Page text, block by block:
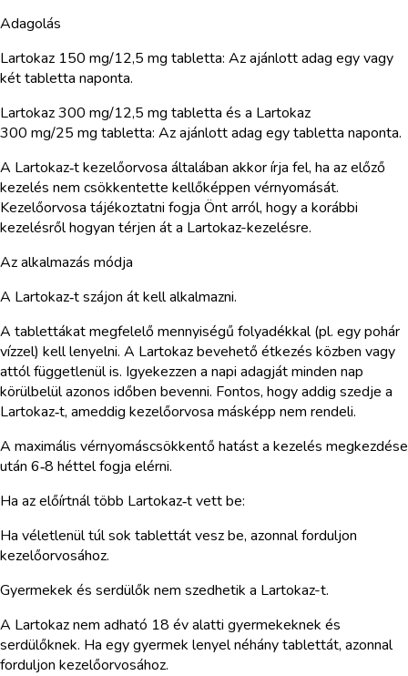
Adagolás
Lartokaz 150 mg/12,5 mg tabletta: Az ajánlott adag egy vagy
két tabletta naponta.
Lartokaz 300 mg/12,5 mg tabletta és a Lartokaz
300 mg/25 mg tabletta: Az ajánlott adag egy tabletta naponta.
A Lartokaz‑t kezelőorvosa általában akkor írja fel, ha az előző
kezelés nem csökkentette kellőképpen vérnyomását.
Kezelőorvosa tájékoztatni fogja Önt arról, hogy a korábbi
kezelésről hogyan térjen át a Lartokaz-kezelésre.
Az alkalmazás módja
A Lartokaz‑t szájon át kell alkalmazni.
A tablettákat megfelelő mennyiségű folyadékkal (pl. egy pohár
vízzel) kell lenyelni. A Lartokaz bevehető étkezés közben vagy
attól függetlenül is. Igyekezzen a napi adagját minden nap
körülbelül azonos időben bevenni. Fontos, hogy addig szedje a
Lartokaz‑t, ameddig kezelőorvosa másképp nem rendeli.
A maximális vérnyomáscsökkentő hatást a kezelés megkezdése
után 6‑8 héttel fogja elérni.
Ha az előírtnál több Lartokaz‑t vett be:
Ha véletlenül túl sok tablettát vesz be, azonnal forduljon
kezelőorvosához.
Gyermekek és serdülők nem szedhetik a Lartokaz-t.
A Lartokaz nem adható 18 év alatti gyermekeknek és
serdülőknek. Ha egy gyermek lenyel néhány tablettát, azonnal
forduljon kezelőorvosához.